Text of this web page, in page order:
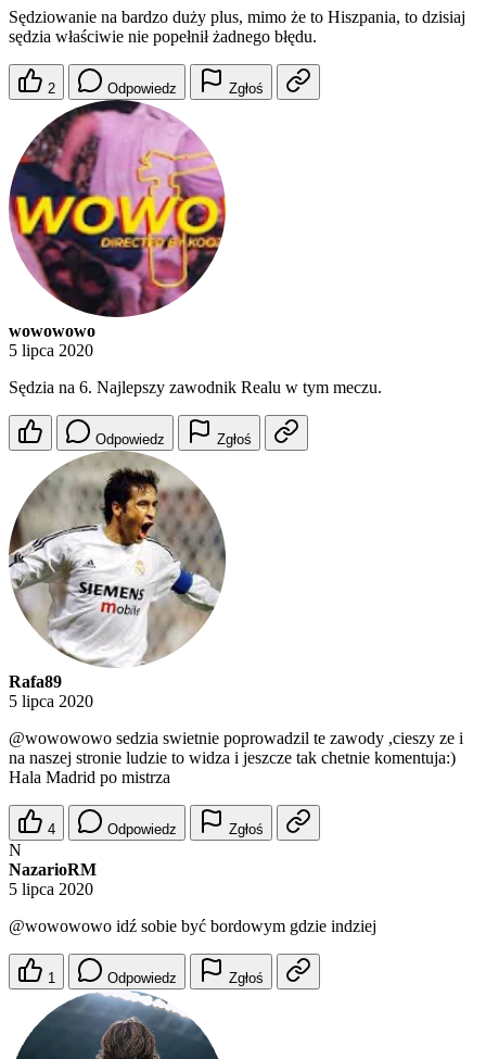
Sędziowanie na bardzo duży plus, mimo że to Hiszpania, to dzisiaj
sędzia właściwie nie popełnił żadnego błędu.
2 Odpowiedz Zgłoś
wowowowo
5 lipca 2020
Sędzia na 6. Najlepszy zawodnik Realu w tym meczu.
Odpowiedz Zgłoś
Rafa89
5 lipca 2020
@wowowowo sedzia swietnie poprowadzil te zawody ,cieszy ze i
na naszej stronie ludzie to widza i jeszcze tak chetnie komentuja:)
Hala Madrid po mistrza
4 Odpowiedz Zgłoś
N
NazarioRM
5 lipca 2020
@wowowowo idź sobie być bordowym gdzie indziej
1 Odpowiedz Zgłoś